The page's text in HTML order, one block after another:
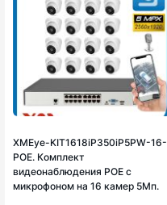
XMEye-KIT1618iP350iP5PW-16-
POE. Комплект
видеонаблюдения POE с
микрофоном на 16 камер 5Мп.